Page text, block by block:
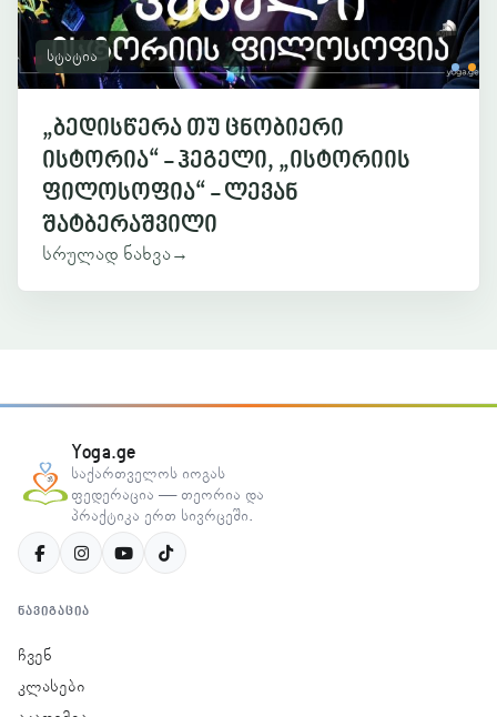
სტატია
„ბედისწერა თუ ცნობიერი
ისტორია“ - ჰეგელი, „ისტორიის
ფილოსოფია“ - ლევან
შატბერაშვილი
სრულად ნახვა→
Yoga.ge
საქართველოს იოგას
ფედერაცია — თეორია და
პრაქტიკა ერთ სივრცეში.
ᲜᲐᲕᲘᲒᲐᲪᲘᲐ
ჩვენ
კლასები